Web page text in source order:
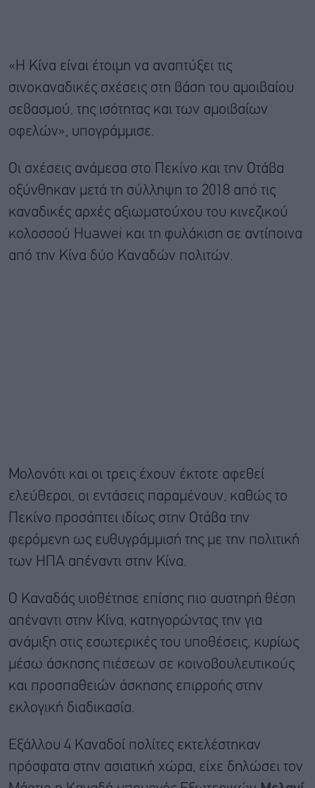
«Η Κίνα είναι έτοιμη να αναπτύξει τις
σινοκαναδικές σχέσεις στη βάση του αμοιβαίου
σεβασμού, της ισότητας και των αμοιβαίων
οφελών», υπογράμμισε.
Οι σχέσεις ανάμεσα στο Πεκίνο και την Οτάβα
οξύνθηκαν μετά τη σύλληψη το 2018 από τις
καναδικές αρχές αξιωματούχου του κινεζικού
κολοσσού Huawei και τη φυλάκιση σε αντίποινα
από την Κίνα δύο Καναδών πολιτών.
Μολονότι και οι τρεις έχουν έκτοτε αφεθεί
ελεύθεροι, οι εντάσεις παραμένουν, καθώς το
Πεκίνο προσάπτει ιδίως στην Οτάβα την
φερόμενη ως ευθυγράμμισή της με την πολιτική
των ΗΠΑ απέναντι στην Κίνα.
Ο Καναδάς υιοθέτησε επίσης πιο αυστηρή θέση
απέναντι στην Κίνα, κατηγορώντας την για
ανάμιξη στις εσωτερικές του υποθέσεις, κυρίως
μέσω άσκησης πιέσεων σε κοινοβουλευτικούς
και προσπαθειών άσκησης επιρροής στην
εκλογική διαδικασία.
Εξάλλου 4 Καναδοί πολίτες εκτελέστηκαν
πρόσφατα στην ασιατική χώρα, είχε δηλώσει τον